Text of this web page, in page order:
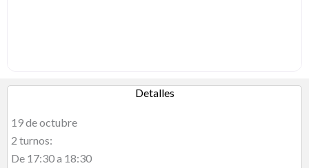
Detalles
19 de octubre
2 turnos:
De 17:30 a 18:30